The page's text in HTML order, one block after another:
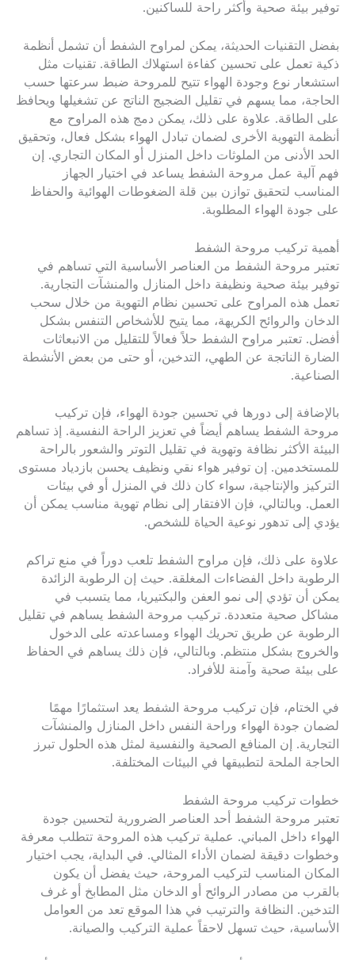
توفير بيئة صحية وأكثر راحة للساكنين.
بفضل التقنيات الحديثة، يمكن لمراوح الشفط أن تشمل أنظمة
ذكية تعمل على تحسين كفاءة استهلاك الطاقة. تقنيات مثل
استشعار نوع وجودة الهواء تتيح للمروحة ضبط سرعتها حسب
الحاجة، مما يسهم في تقليل الضجيج الناتج عن تشغيلها ويحافظ
على الطاقة. علاوة على ذلك، يمكن دمج هذه المراوح مع
أنظمة التهوية الأخرى لضمان تبادل الهواء بشكل فعال، وتحقيق
الحد الأدنى من الملوثات داخل المنزل أو المكان التجاري. إن
فهم آلية عمل مروحة الشفط يساعد في اختيار الجهاز
المناسب لتحقيق توازن بين قلة الضغوطات الهوائية والحفاظ
على جودة الهواء المطلوبة.
أهمية تركيب مروحة الشفط
تعتبر مروحة الشفط من العناصر الأساسية التي تساهم في
توفير بيئة صحية ونظيفة داخل المنازل والمنشآت التجارية.
تعمل هذه المراوح على تحسين نظام التهوية من خلال سحب
الدخان والروائح الكريهة، مما يتيح للأشخاص التنفس بشكل
أفضل. تعتبر مراوح الشفط حلاً فعالاً للتقليل من الانبعاثات
الضارة الناتجة عن الطهي، التدخين، أو حتى من بعض الأنشطة
الصناعية.
بالإضافة إلى دورها في تحسين جودة الهواء، فإن تركيب
مروحة الشفط يساهم أيضاً في تعزيز الراحة النفسية. إذ تساهم
البيئة الأكثر نظافة وتهوية في تقليل التوتر والشعور بالراحة
للمستخدمين. إن توفير هواء نقي ونظيف يحسن بازدياد مستوى
التركيز والإنتاجية، سواء كان ذلك في المنزل أو في بيئات
العمل. وبالتالي، فإن الافتقار إلى نظام تهوية مناسب يمكن أن
يؤدي إلى تدهور نوعية الحياة للشخص.
علاوة على ذلك، فإن مراوح الشفط تلعب دوراً في منع تراكم
الرطوبة داخل الفضاءات المغلقة. حيث إن الرطوبة الزائدة
يمكن أن تؤدي إلى نمو العفن والبكتيريا، مما يتسبب في
مشاكل صحية متعددة. تركيب مروحة الشفط يساهم في تقليل
الرطوبة عن طريق تحريك الهواء ومساعدته على الدخول
والخروج بشكل منتظم. وبالتالي، فإن ذلك يساهم في الحفاظ
على بيئة صحية وآمنة للأفراد.
في الختام، فإن تركيب مروحة الشفط يعد استثمارًا مهمًا
لضمان جودة الهواء وراحة النفس داخل المنازل والمنشآت
التجارية. إن المنافع الصحية والنفسية لمثل هذه الحلول تبرز
الحاجة الملحة لتطبيقها في البيئات المختلفة.
خطوات تركيب مروحة الشفط
تعتبر مروحة الشفط أحد العناصر الضرورية لتحسين جودة
الهواء داخل المباني. عملية تركيب هذه المروحة تتطلب معرفة
وخطوات دقيقة لضمان الأداء المثالي. في البداية، يجب اختيار
المكان المناسب لتركيب المروحة، حيث يفضل أن يكون
بالقرب من مصادر الروائح أو الدخان مثل المطابخ أو غرف
التدخين. النظافة والترتيب في هذا الموقع تعد من العوامل
الأساسية، حيث تسهل لاحقاً عملية التركيب والصيانة.